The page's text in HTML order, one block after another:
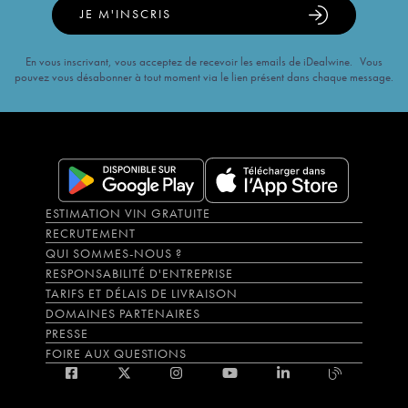
JE M'INSCRIS
En vous inscrivant, vous acceptez de recevoir les emails de iDealwine. Vous
pouvez vous désabonner à tout moment via le lien présent dans chaque message.
ESTIMATION VIN GRATUITE
RECRUTEMENT
QUI SOMMES-NOUS ?
RESPONSABILITÉ D'ENTREPRISE
TARIFS ET DÉLAIS DE LIVRAISON
DOMAINES PARTENAIRES
PRESSE
FOIRE AUX QUESTIONS